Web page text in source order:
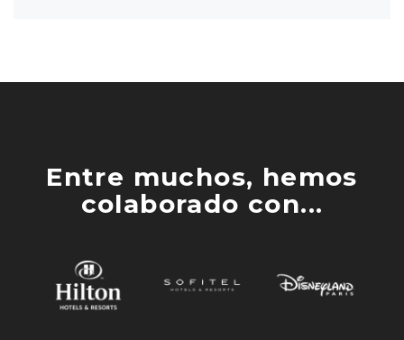
Entre muchos, hemos
colaborado con...